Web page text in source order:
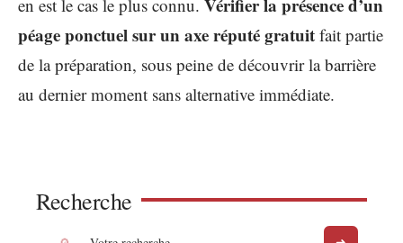
en est le cas le plus connu. Vérifier la présence d’un
péage ponctuel sur un axe réputé gratuit fait partie
de la préparation, sous peine de découvrir la barrière
au dernier moment sans alternative immédiate.
Recherche